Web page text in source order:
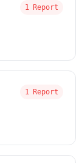
1 Report
1 Report